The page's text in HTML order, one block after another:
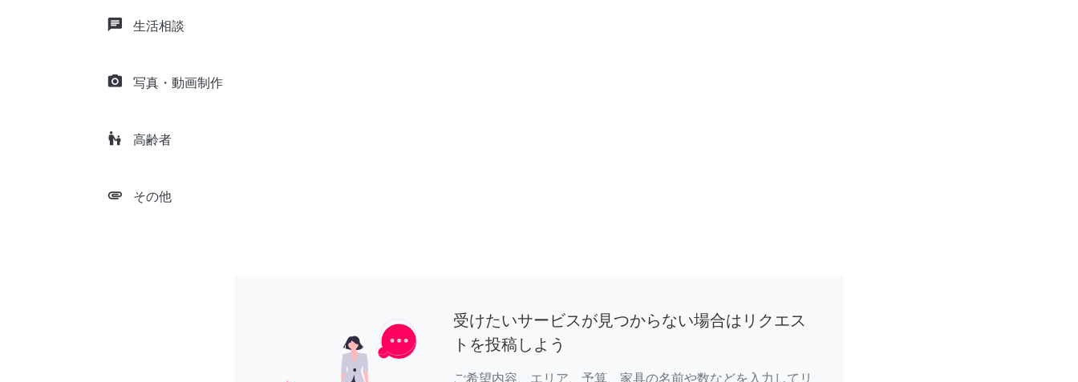
chat 生活相談
camera_alt 写真・動画制作
escalator_warning 高齢者
attachment その他
受けたいサービスが見つからない場合はリクエス
トを投稿しよう
ご希望内容、エリア、予算、家具の名前や数などを入力してリ